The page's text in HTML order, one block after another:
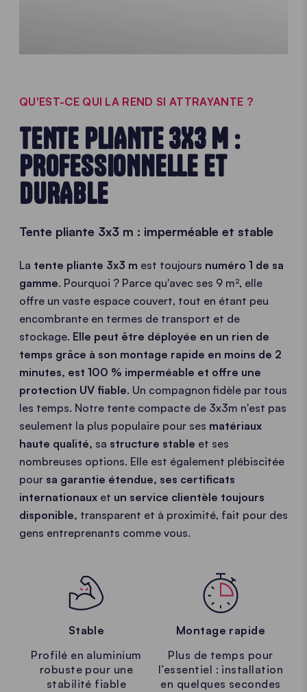
QU'EST-CE QUI LA REND SI ATTRAYANTE ?
TENTE PLIANTE 3X3 M :
PROFESSIONNELLE ET
DURABLE
Tente pliante 3x3 m : imperméable et stable
La tente pliante 3x3 m est toujours numéro 1 de sa
gamme. Pourquoi ? Parce qu'avec ses 9 m², elle
offre un vaste espace couvert, tout en étant peu
encombrante en termes de transport et de
stockage. Elle peut être déployée en un rien de
temps grâce à son montage rapide en moins de 2
minutes, est 100 % imperméable et offre une
protection UV fiable. Un compagnon fidèle par tous
les temps. Notre tente compacte de 3x3m n'est pas
seulement la plus populaire pour ses matériaux
haute qualité, sa structure stable et ses
nombreuses options. Elle est également plébiscitée
pour sa garantie étendue, ses certificats
internationaux et un service clientèle toujours
disponible, transparent et à proximité, fait pour des
gens entreprenants comme vous.
Stable
Profilé en aluminium
robuste pour une
stabilité fiable
Montage rapide
Plus de temps pour
l’essentiel : installation
en quelques secondes